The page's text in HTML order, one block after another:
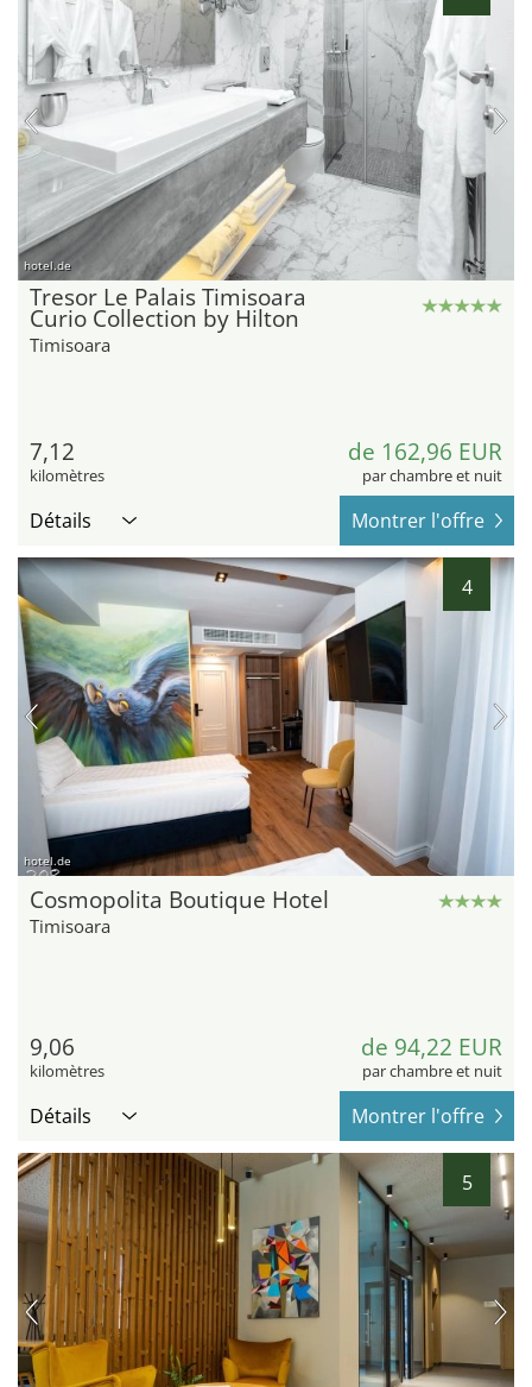
hotel.de
Tresor Le Palais Timisoara
Curio Collection by Hilton
Timisoara
7,12
kilomètres
de 162,96 EUR
par chambre et nuit
Détails Montrer l'offre
4
hotel.de
Cosmopolita Boutique Hotel
Timisoara
9,06
kilomètres
de 94,22 EUR
par chambre et nuit
Détails Montrer l'offre
5